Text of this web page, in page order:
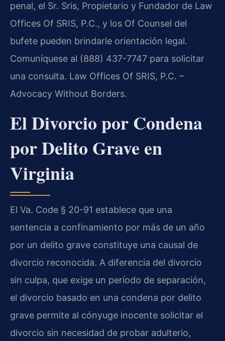
penal, el Sr. Sris, Propietario y Fundador de Law
Offices Of SRIS, P.C., y los Of Counsel del
bufete pueden brindarle orientación legal.
Comuníquese al (888) 437-7747 para solicitar
una consulta. Law Offices Of SRIS, P.C. –
Advocacy Without Borders.
El Divorcio por Condena
por Delito Grave en
Virginia
El Va. Code § 20-91 establece que una
sentencia a confinamiento por más de un año
por un delito grave constituye una causal de
divorcio reconocida. A diferencia del divorcio
sin culpa, que exige un período de separación,
el divorcio basado en una condena por delito
grave permite al cónyuge inocente solicitar el
divorcio sin necesidad de probar adulterio,